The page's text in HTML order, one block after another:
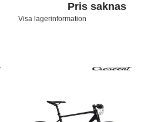
Pris saknas
Visa lagerinformation